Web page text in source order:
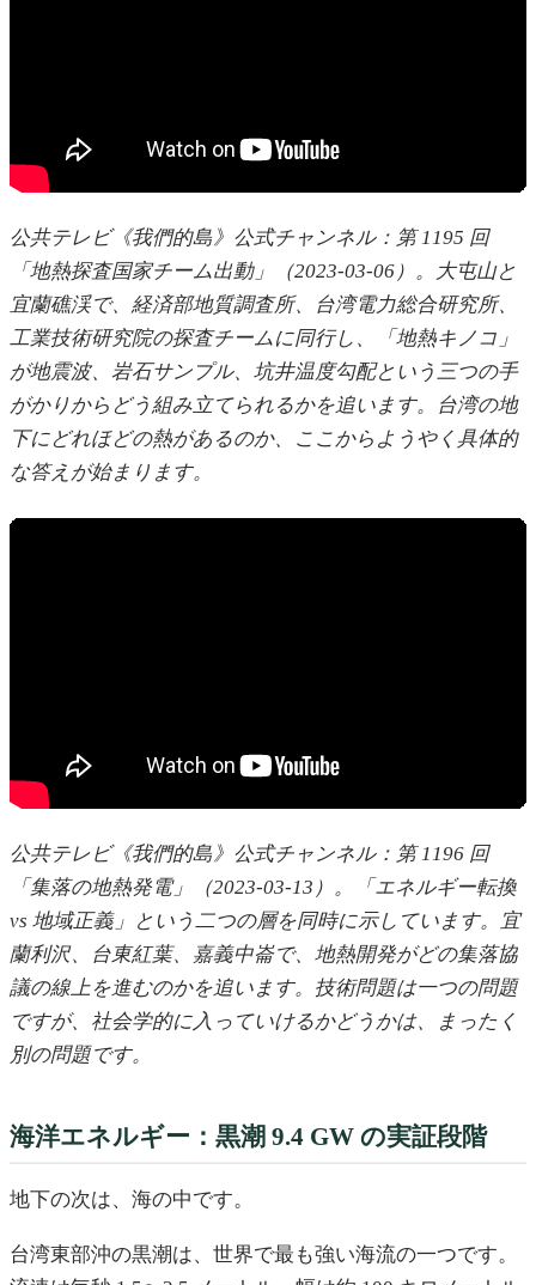
公共テレビ《我們的島》公式チャンネル：第 1195 回
「地熱探査国家チーム出動」（2023-03-06）。大屯山と
宜蘭礁渓で、経済部地質調査所、台湾電力総合研究所、
工業技術研究院の探査チームに同行し、「地熱キノコ」
が地震波、岩石サンプル、坑井温度勾配という三つの手
がかりからどう組み立てられるかを追います。台湾の地
下にどれほどの熱があるのか、ここからようやく具体的
な答えが始まります。
公共テレビ《我們的島》公式チャンネル：第 1196 回
「集落の地熱発電」（2023-03-13）。「エネルギー転換
vs 地域正義」という二つの層を同時に示しています。宜
蘭利沢、台東紅葉、嘉義中崙で、地熱開発がどの集落協
議の線上を進むのかを追います。技術問題は一つの問題
ですが、社会学的に入っていけるかどうかは、まったく
別の問題です。
海洋エネルギー：黒潮 9.4 GW の実証段階
地下の次は、海の中です。
台湾東部沖の黒潮は、世界で最も強い海流の一つです。